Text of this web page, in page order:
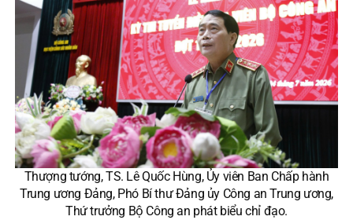
Thượng tướng, TS. Lê Quốc Hùng, Ủy viên Ban Chấp hành
Trung ương Đảng, Phó Bí thư Đảng ủy Công an Trung ương,
Thứ trưởng Bộ Công an phát biểu chỉ đạo.